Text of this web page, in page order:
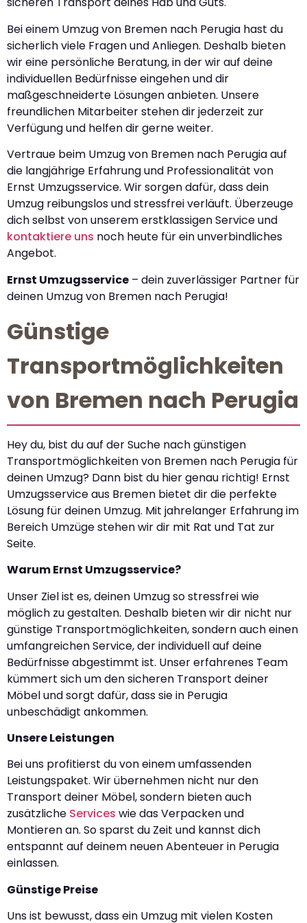
Bei einem Umzug von Bremen nach Perugia hast du
sicherlich viele Fragen und Anliegen. Deshalb bieten
wir eine persönliche Beratung, in der wir auf deine
individuellen Bedürfnisse eingehen und dir
maßgeschneiderte Lösungen anbieten. Unsere
freundlichen Mitarbeiter stehen dir jederzeit zur
Verfügung und helfen dir gerne weiter.
Vertraue beim Umzug von Bremen nach Perugia auf
die langjährige Erfahrung und Professionalität von
Ernst Umzugsservice. Wir sorgen dafür, dass dein
Umzug reibungslos und stressfrei verläuft. Überzeuge
dich selbst von unserem erstklassigen Service und
kontaktiere uns noch heute für ein unverbindliches
Angebot.
Ernst Umzugsservice – dein zuverlässiger Partner für
deinen Umzug von Bremen nach Perugia!
Günstige
Transportmöglichkeiten
von Bremen nach Perugia
Hey du, bist du auf der Suche nach günstigen
Transportmöglichkeiten von Bremen nach Perugia für
deinen Umzug? Dann bist du hier genau richtig! Ernst
Umzugsservice aus Bremen bietet dir die perfekte
Lösung für deinen Umzug. Mit jahrelanger Erfahrung im
Bereich Umzüge stehen wir dir mit Rat und Tat zur
Seite.
Warum Ernst Umzugsservice?
Unser Ziel ist es, deinen Umzug so stressfrei wie
möglich zu gestalten. Deshalb bieten wir dir nicht nur
günstige Transportmöglichkeiten, sondern auch einen
umfangreichen Service, der individuell auf deine
Bedürfnisse abgestimmt ist. Unser erfahrenes Team
kümmert sich um den sicheren Transport deiner
Möbel und sorgt dafür, dass sie in Perugia
unbeschädigt ankommen.
Unsere Leistungen
Bei uns profitierst du von einem umfassenden
Leistungspaket. Wir übernehmen nicht nur den
Transport deiner Möbel, sondern bieten auch
zusätzliche Services wie das Verpacken und
Montieren an. So sparst du Zeit und kannst dich
entspannt auf deinem neuen Abenteuer in Perugia
einlassen.
Günstige Preise
Uns ist bewusst, dass ein Umzug mit vielen Kosten